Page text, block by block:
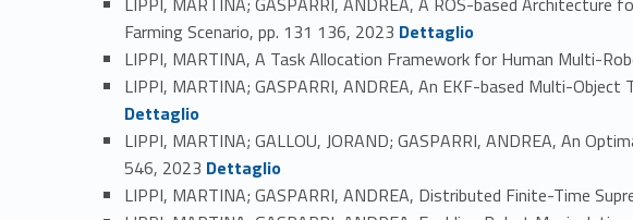
Farming Scenario, pp. 131 136, 2023 Link identifier #identifier_person_9584-28
Dettaglio
LIPPI, MARTINA, A Task Allocation Framework for Human Multi-
LIPPI, MARTINA; GASPARRI, ANDREA, An EKF-based Multi-
Dettaglio
LIPPI, MARTINA; GALLOU, JORAND; GASPARRI, ANDREA, An
546, 2023 Link identifier #identifier_person_141572-31
Dettaglio
LIPPI, MARTINA; GASPARRI, ANDREA, Distributed Finite-Time